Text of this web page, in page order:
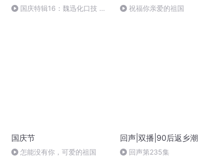
国庆特辑16：魏迅化口技 二
祝福你亲爱的祖国
国庆节
怎能没有你，可爱的祖国
回声|双播|90后返乡潮
回声第235集